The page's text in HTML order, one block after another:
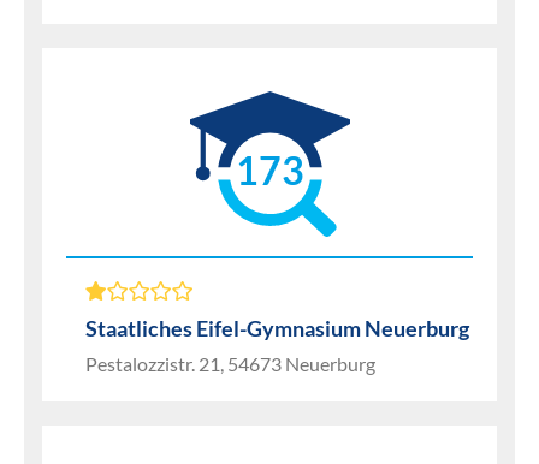
173
Staatliches Eifel-Gymnasium Neuerburg
Pestalozzistr. 21, 54673 Neuerburg